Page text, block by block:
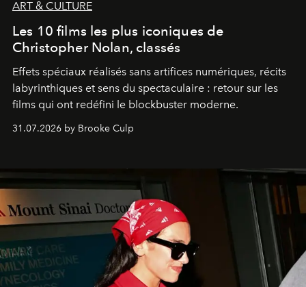
ART & CULTURE
Les 10 films les plus iconiques de
Christopher Nolan, classés
Effets spéciaux réalisés sans artifices numériques, récits
labyrinthiques et sens du spectaculaire : retour sur les
films qui ont redéfini le blockbuster moderne.
31.07.2026 by Brooke Culp